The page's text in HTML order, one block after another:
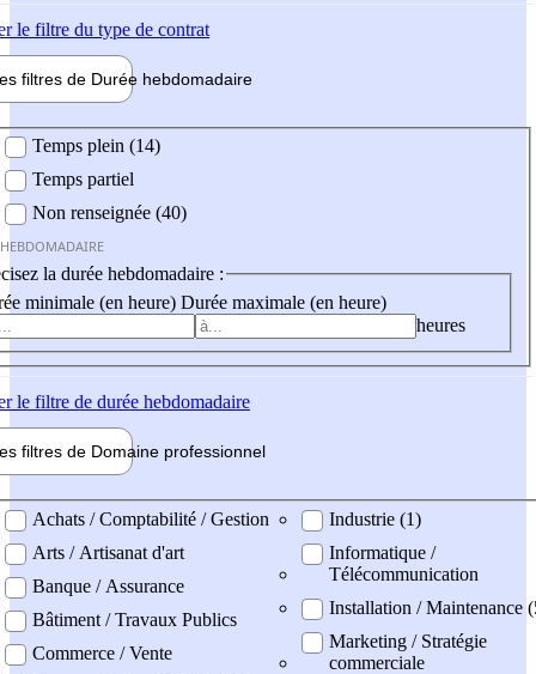
le filtre du type de contrat
filtres de Durée hebdomadaire
Temps plein (14)
Temps partiel
Non renseignée (40)
la durée hebdomadaire :
minimale (en heure) Durée maximale (en heure)
heures
le filtre de durée hebdomadaire
filtres de Domaine professionnel
professionel
Achats / Comptabilité / Gestion
Arts / Artisanat d'art
Banque / Assurance
Bâtiment / Travaux Publics
Commerce / Vente
Industrie (1)
Informatique /
Télécommunication
Installation / Maintenance
Marketing / Stratégie
commerciale